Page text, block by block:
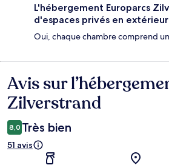
L'hébergement Europarcs
d'espaces privés en
Oui, chaque chambre comprend
Avis
Avis sur
Zilverstrand
8,0 Très bien
51 avis